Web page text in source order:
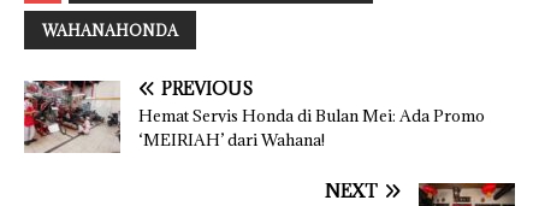
WAHANAHONDA
PREVIOUS
Hemat Servis Honda di Bulan Mei: Ada Promo
‘MEIRIAH’ dari Wahana!
NEXT